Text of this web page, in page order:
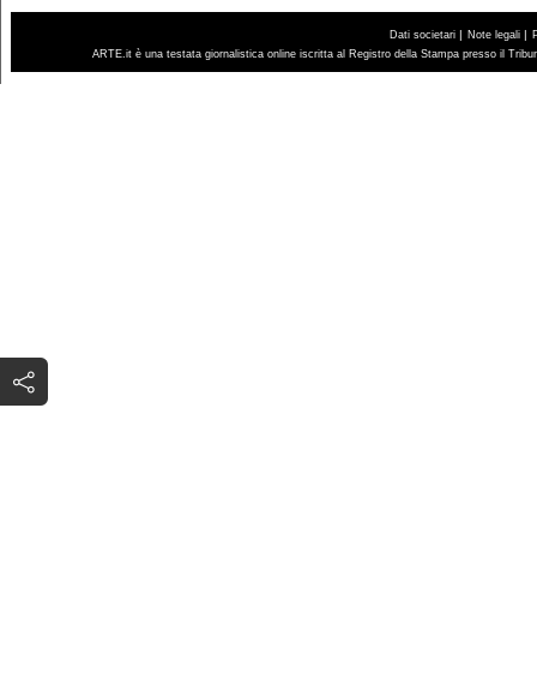
Dati societari | Note legali |
ARTE.it è una testata giornalistica online iscritta al Registro della Stampa presso il